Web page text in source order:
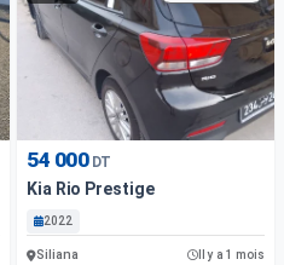
54 000 DT
Kia Rio Prestige
2022
Siliana Il y a 1 mois